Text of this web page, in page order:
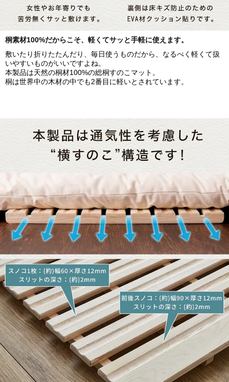
桐素材100%だからこそ、軽くてサッと手軽に使えます。
敷いたり折りたたんだり、毎日使うものだから、なるべく軽くて扱
いやすいものがいいですよね。
本製品は天然の桐材100%の総桐すのこマット。
桐は世界中の木材の中でも2番目に軽いとされています。